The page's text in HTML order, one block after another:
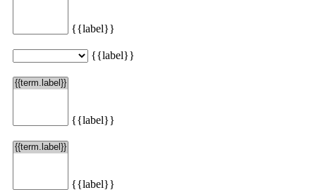
{{label}}
{{label}}
{{label}}
{{label}}